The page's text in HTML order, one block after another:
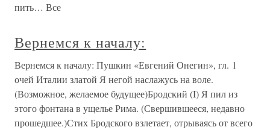
пить… Все
Вернемся к началу:
Вернемся к началу: Пушкин «Евгений Онегин», гл. 1
очей Италии златой Я негой наслажусь на воле.
(Возможное, желаемое будущее)Бродский (I) Я пил из
этого фонтана в ущелье Рима. (Свершившееся, недавно
прошедшее.)Стих Бродского взлетает, отрываясь от всего